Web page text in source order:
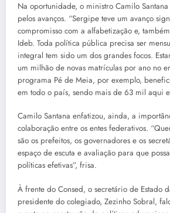
Na oportunidade, o ministro Camilo
pelos avanços. “Sergipe teve um avanço
compromisso com a alfabetização e,
Ideb. Toda política pública precisa ser
integral tem sido um dos grandes focos.
um milhão de novas matrículas por ano no
programa Pé de Meia, por exemplo,
em todo o país, sendo mais de 63 mil aqui
Camilo Santana enfatizou, ainda, a
colaboração entre os entes federativos.
são os prefeitos, os governadores e os
espaço de escuta e avaliação para que
políticas efetivas”, frisa.
À frente do Consed, o secretário de Estado
presidente do colegiado, Zezinho Sobral,